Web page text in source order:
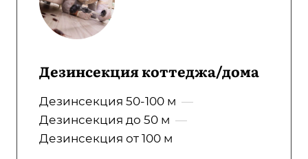
Дезинсекция коттеджа/дома
Дезинсекция 50-100 м —
Дезинсекция до 50 м —
Дезинсекция от 100 м